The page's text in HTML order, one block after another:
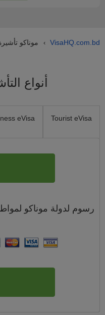
VisaHQ.com.bd
› موناكو
أنواع
Tourist eVisa
eVisa
رسوم لدولة موناكو